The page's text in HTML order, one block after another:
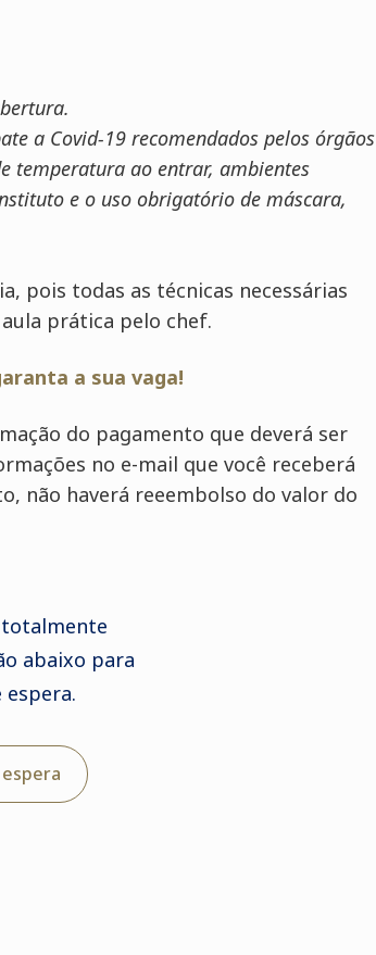
a Covid-19 recomendados pelos órgãos
temperatura ao entrar, ambientes
e o uso obrigatório de máscara,
pois todas as técnicas necessárias
prática pelo chef.
a sua vaga!
do pagamento que deverá ser
no e-mail que você receberá
não haverá reeembolso do valor do
totalmente
abaixo para